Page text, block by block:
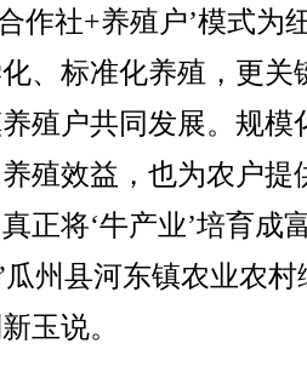
社+养殖户’模式为
、标准化养殖，更关
殖户共同发展。规模
殖效益，也为农户提
正将‘牛产业’培育成
瓜州县河东镇农业农村
玉说。